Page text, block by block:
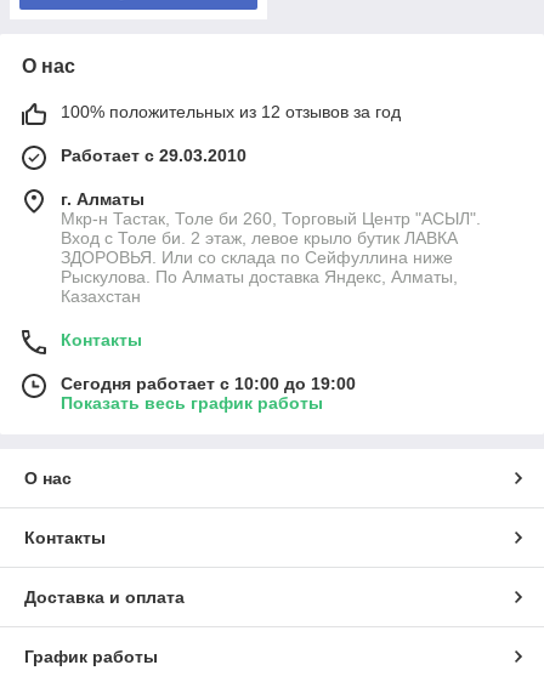
О нас
100% положительных из 12 отзывов за год
Работает с 29.03.2010
г. Алматы
Мкр-н Тастак, Толе би 260, Торговый Центр "АСЫЛ".
Вход с Толе би. 2 этаж, левое крыло бутик ЛАВКА
ЗДОРОВЬЯ. Или со склада по Сейфуллина ниже
Рыскулова. По Алматы доставка Яндекс, Алматы,
Казахстан
Контакты
Сегодня работает с 10:00 до 19:00
Показать весь график работы
О нас
Контакты
Доставка и оплата
График работы